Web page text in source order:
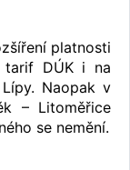
platnosti
tarif DÚK i na
Naopak v
– Litoměřice
se nemění.